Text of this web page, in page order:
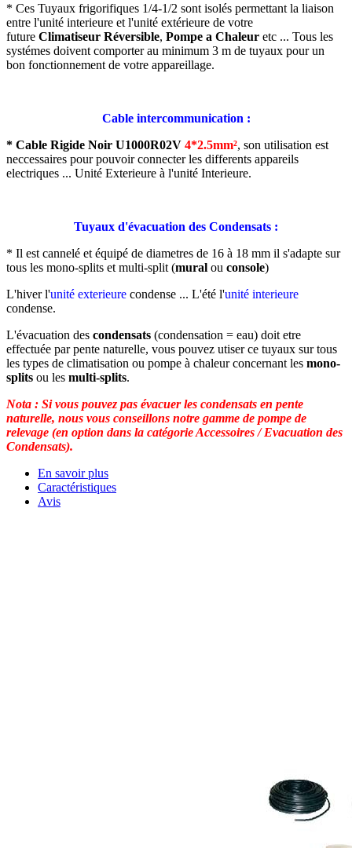
* Ces Tuyaux frigorifiques 1/4-1/2 sont isolés permettant la liaison
entre l'unité interieure et l'unité extérieure de votre
future Climatiseur Réversible, Pompe a Chaleur etc ... Tous les
systémes doivent comporter au minimum 3 m de tuyaux pour un
bon fonctionnement de votre appareillage.
Cable intercommunication :
* Cable Rigide Noir U1000R02V 4*2.5mm², son utilisation est
neccessaires pour pouvoir connecter les differents appareils
electriques ... Unité Exterieure à l'unité Interieure.
Tuyaux d'évacuation des Condensats :
* Il est cannelé et équipé de diametres de 16 à 18 mm il s'adapte sur
tous les mono-splits et multi-split (mural ou console)
L'hiver l'unité exterieure condense ... L'été l'unité interieure
condense.
L'évacuation des condensats (condensation = eau) doit etre
effectuée par pente naturelle, vous pouvez utiser ce tuyaux sur tous
les types de climatisation ou pompe à chaleur concernant les mono-
splits ou les multi-splits.
Nota : Si vous pouvez pas évacuer les condensats en pente
naturelle, nous vous conseillons notre gamme de pompe de
relevage (en option dans la catégorie Accessoires / Evacuation des
Condensats).
En savoir plus
Caractéristiques
Avis